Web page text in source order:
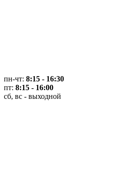
пн-чт: 8:15 - 16:30
пт: 8:15 - 16:00
сб, вс - выходной